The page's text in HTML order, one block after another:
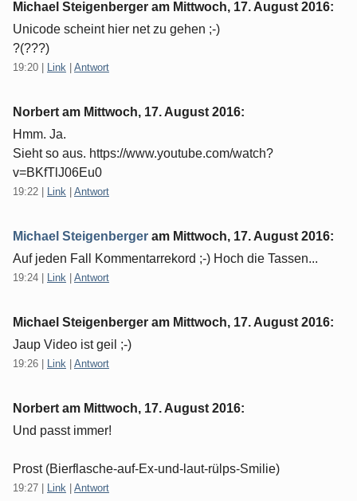
Michael Steigenberger am Mittwoch, 17. August 2016:
Unicode scheint hier net zu gehen ;-)
?(???)
19:20 | Link | Antwort
Norbert am Mittwoch, 17. August 2016:
Hmm. Ja.
Sieht so aus. https://www.youtube.com/watch?
v=BKfTlJ06Eu0
19:22 | Link | Antwort
Michael Steigenberger am Mittwoch, 17. August 2016:
Auf jeden Fall Kommentarrekord ;-) Hoch die Tassen...
19:24 | Link | Antwort
Michael Steigenberger am Mittwoch, 17. August 2016:
Jaup Video ist geil ;-)
19:26 | Link | Antwort
Norbert am Mittwoch, 17. August 2016:
Und passt immer!
Prost (Bierflasche-auf-Ex-und-laut-rülps-Smilie)
19:27 | Link | Antwort